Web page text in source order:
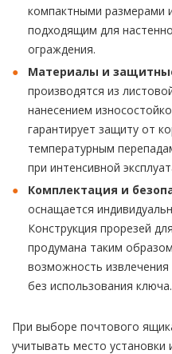
компактными размерами
подходящим для
ограждения.
Материалы и
производятся из
нанесением
гарантирует защиту от
температурным
при интенсивной
Комплектация и
оснащается
Конструкция прорезей
продумана таким
возможность
без использования ключа.
При выборе почтового
учитывать место